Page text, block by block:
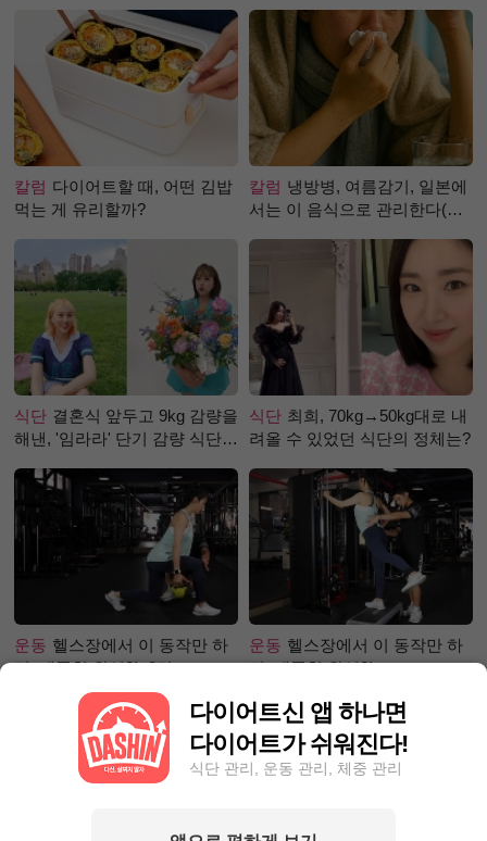
칼럼 다이어트할 때, 어떤 김밥
먹는 게 유리할까?
칼럼 냉방병, 여름감기, 일본에
서는 이 음식으로 관리한다(생
식단 결혼식 앞두고 9kg 감량을
해낸, '임라라' 단기 감량 식단
식단 최희, 70kg→50kg대로 내
려올 수 있었던 식단의 정체는?
운동 헬스장에서 이 동작만 하
면, 애플힙 완성?! -2탄-
운동 헬스장에서 이 동작만 하
면, 애플힙 완성?!
다이어트신 앱 하나면
다이어트가 쉬워진다!
식단 관리, 운동 관리, 체중 관리